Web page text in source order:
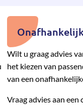
Wilt u graag advies
het kiezen van
van een
Vraag advies aan